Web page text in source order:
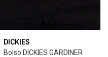
DICKIES
Bolso DICKIES GARDINER